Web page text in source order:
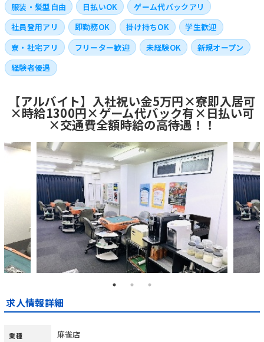
服装・髪型自由
日払いOK
ゲーム代バックアリ
社員登用アリ
即勤務OK 掛け持ちOK
学生歓迎
寮・社宅アリ
フリーター歓迎 未経験OK
新規オープン
経験者優遇
【アルバイト】入社祝い金5万円×寮即入居可
×時給1300円×ゲーム代バック有×日払い可
×交通費全額時給の高待遇！！
求人情報詳細
業種 麻雀店